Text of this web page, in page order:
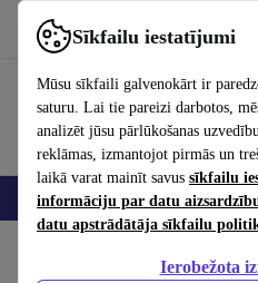
Sīkfailu iestatījumi
Mūsu sīkfaili galvenokārt ir
saturu. Lai tie pareizi darbotos,
analizēt jūsu pārlūkošanas
reklāmas, izmantojot pirmās un
laikā varat mainīt savus sīkfailu
informāciju par datu
datu apstrādātāja sīkfailu
Ierobežota
Izmantojiet refurbed ātri un viegli
Viedtālruņi Portatīvie datori